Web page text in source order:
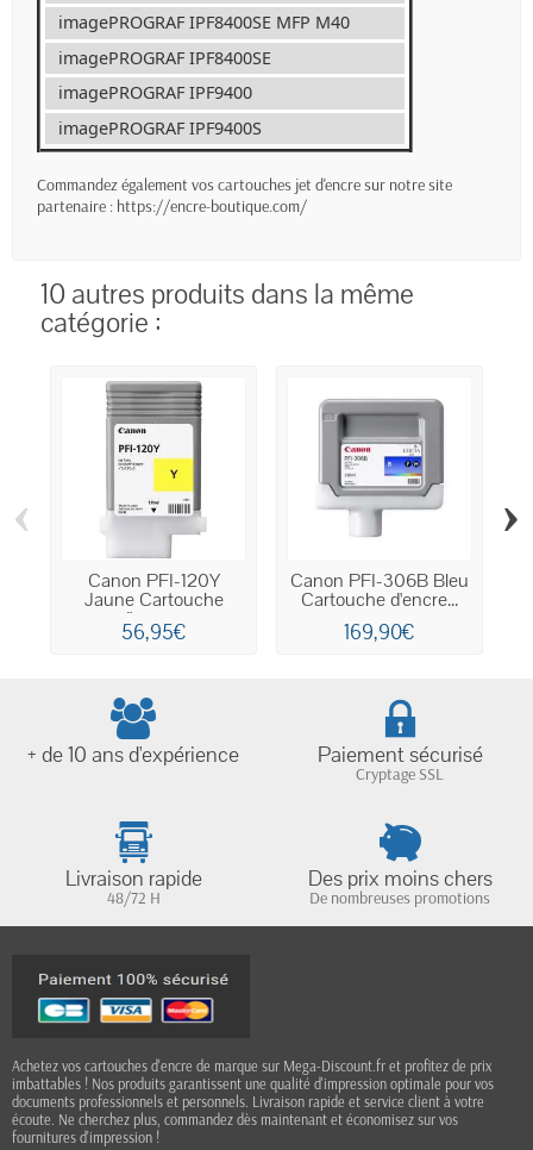
imagePROGRAF IPF8400SE MFP M40
imagePROGRAF IPF8400SE
imagePROGRAF IPF9400
imagePROGRAF IPF9400S
Commandez également vos cartouches jet d'encre sur notre site
partenaire : https://encre-boutique.com/
10 autres produits dans la même
catégorie :
Canon PFI-120Y
Jaune Cartouche
d'encre...
56,95€
Canon PFI-306B Bleu
Cartouche d'encre...
169,90€
‹ ›
+ de 10 ans d'expérience Paiement sécurisé
Cryptage SSL
Livraison rapide
48/72 H
Des prix moins chers
De nombreuses promotions
Achetez vos cartouches d'encre de marque sur Mega-Discount.fr et profitez de prix
imbattables ! Nos produits garantissent une qualité d'impression optimale pour vos
documents professionnels et personnels. Livraison rapide et service client à votre
écoute. Ne cherchez plus, commandez dès maintenant et économisez sur vos
fournitures d'impression !